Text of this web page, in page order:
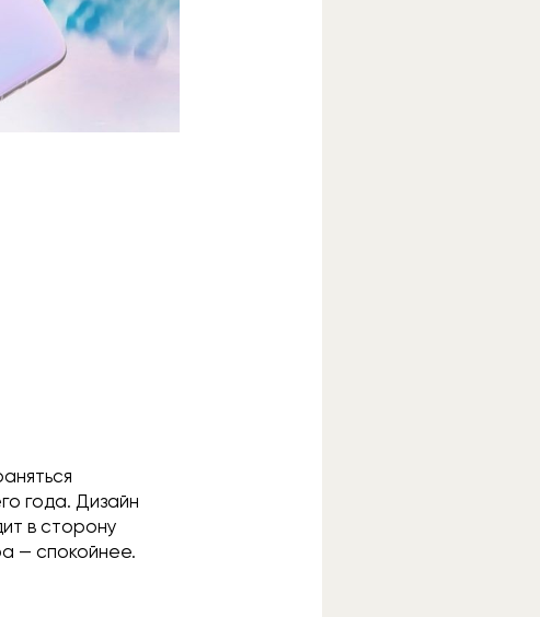
года. Дизайн
в сторону
— спокойнее.